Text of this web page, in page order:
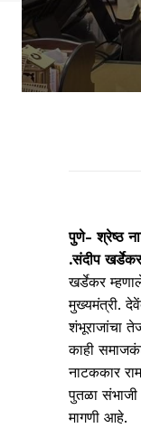
पुणे- श्रेष्ठ
.संदीप
खर्डेकर
मुख्यमंत्री.
शंभूराजांचा
काही
नाटककार
पुतळा संभाजी
मागणी आहे.